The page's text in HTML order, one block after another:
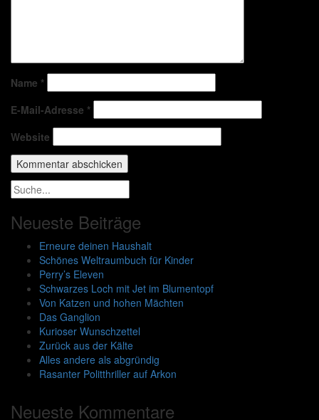
Name *
E-Mail-Adresse *
Website
Neueste Beiträge
Erneure deinen Haushalt
Schönes Weltraumbuch für Kinder
Perry’s Eleven
Schwarzes Loch mit Jet im Blumentopf
Von Katzen und hohen Mächten
Das Ganglion
Kurioser Wunschzettel
Zurück aus der Kälte
Alles andere als abgründig
Rasanter Politthriller auf Arkon
Neueste Kommentare